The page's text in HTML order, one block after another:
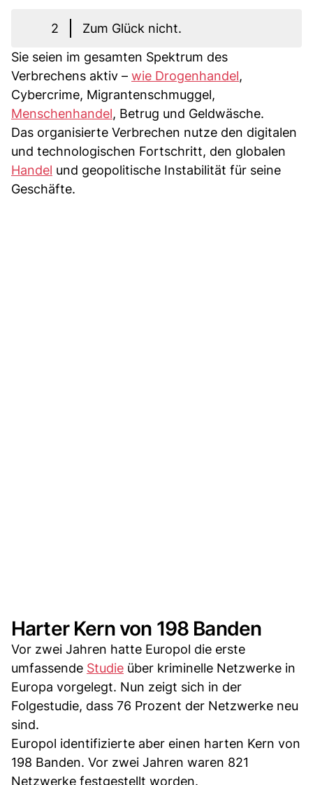
2
Zum Glück nicht.
Sie seien im gesamten Spektrum des
Verbrechens aktiv – wie Drogenhandel,
Cybercrime, Migrantenschmuggel,
Menschenhandel, Betrug und Geldwäsche.
Das organisierte Verbrechen nutze den digitalen
und technologischen Fortschritt, den globalen
Handel und geopolitische Instabilität für seine
Geschäfte.
Harter Kern von 198 Banden
Vor zwei Jahren hatte Europol die erste
umfassende Studie über kriminelle Netzwerke in
Europa vorgelegt. Nun zeigt sich in der
Folgestudie, dass 76 Prozent der Netzwerke neu
sind.
Europol identifizierte aber einen harten Kern von
198 Banden. Vor zwei Jahren waren 821
Netzwerke festgestellt worden.